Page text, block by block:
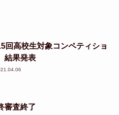
回高校生対象コンペティショ
果発表
審査終了